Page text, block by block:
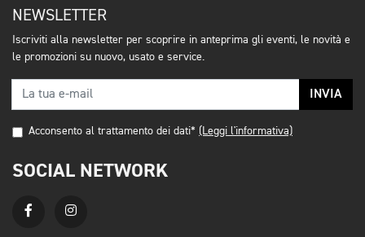
NEWSLETTER
Iscriviti alla newsletter per scoprire in anteprima gli eventi, le novità e
le promozioni su nuovo, usato e service.
INVIA
Acconsento al trattamento dei dati* (Leggi l'informativa)
SOCIAL NETWORK